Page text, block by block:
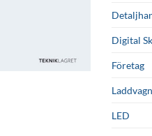
Digital
Företag
Laddvagn
LED